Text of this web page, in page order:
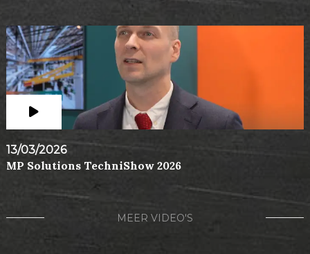
13/03/2026
MP Solutions TechniShow 2026
MEER VIDEO'S